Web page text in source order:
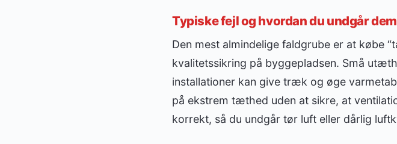
Typiske fejl og hvordan du undgår dem
Den mest almindelige faldgrube er at købe
kvalitetssikring på byggepladsen. Små
installationer kan give træk og øge
på ekstrem tæthed uden at sikre, at
korrekt, så du undgår tør luft eller dårlig